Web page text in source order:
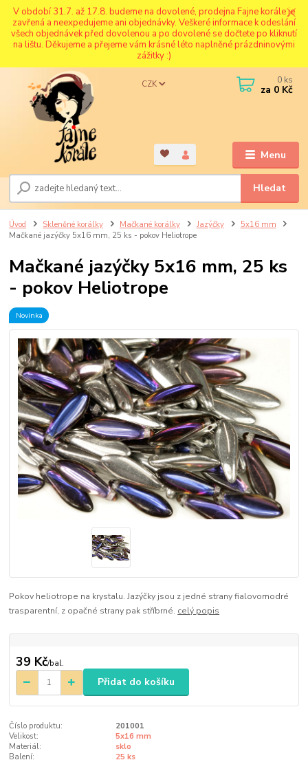
V období 31.7. až 17.8. budeme na dovolené, prodejna Fajne korále je
zavřená a neexpedujeme ani objednávky. Veškeré informace k odeslání
všech objednávek před dovolenou a po dovolené se dočtete po kliknutí
na lištu. Děkujeme a přejeme vám krásné léto naplněné prázdninovými
zážitky :)
Menu
CZK
Hledat
0 ks
za 0 Kč
Úvod Skleněné korálky Mačkané korálky Jazýčky
5x16 mm
Mačkané jazýčky 5x16 mm, 25 ks - pokov Heliotrope
Mačkané jazýčky 5x16 mm, 25 ks
- pokov Heliotrope
Novinka
Pokov heliotrope na krystalu. Jazýčky jsou z jedné strany fialovomodré
trasparentní, z opačné strany pak stříbrné. celý popis
39 Kč/bal.
Přidat do košíku
Číslo produktu:
201001
Velikost:
5x16 mm
Materiál:
sklo
Balení:
25 ks